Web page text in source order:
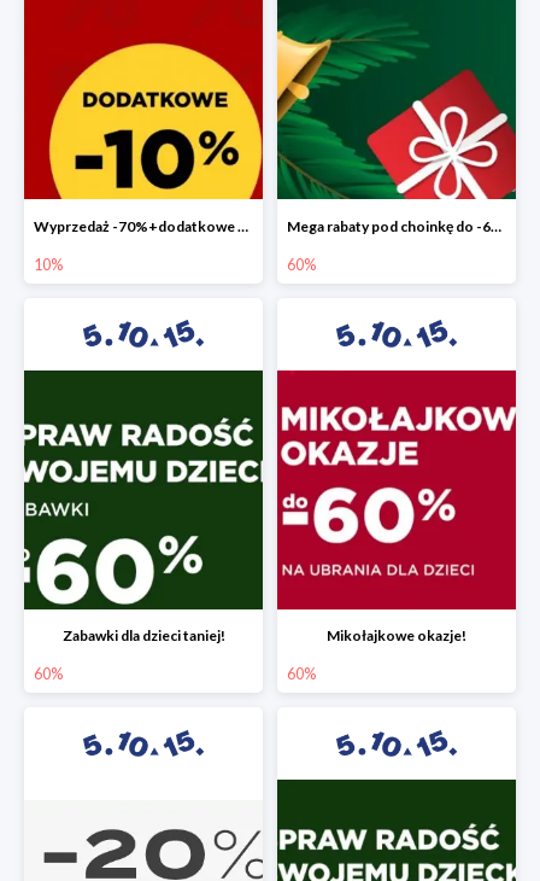
Wyprzedaż -70%+dodatkowe 10%
10%
Mega rabaty pod choinkę do -60%
60%
Zabawki dla dzieci taniej!
60%
Mikołajkowe okazje!
60%